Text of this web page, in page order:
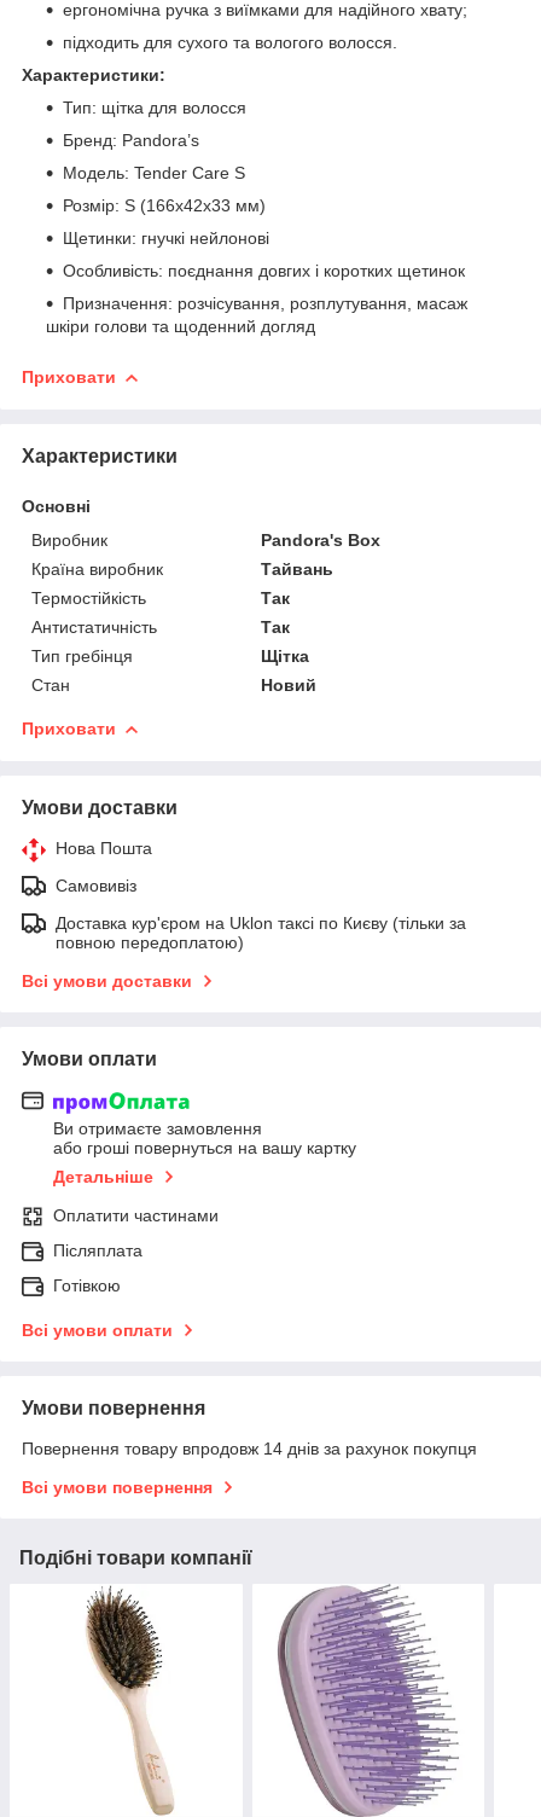
ергономічна ручка з виїмками для надійного хвату;
підходить для сухого та вологого волосся.
Характеристики:
Тип: щітка для волосся
Бренд: Pandora’s
Модель: Tender Care S
Розмір: S (166x42x33 мм)
Щетинки: гнучкі нейлонові
Особливість: поєднання довгих і коротких щетинок
Призначення: розчісування, розплутування, масаж
шкіри голови та щоденний догляд
Приховати
Характеристики
Основні
Виробник
Pandora's Box
Країна виробник
Тайвань
Термостійкість
Так
Антистатичність
Так
Тип гребінця
Щітка
Стан
Новий
Приховати
Умови доставки
Нова Пошта
Самовивіз
Доставка кур'єром на Uklon таксі по Києву (тільки за
повною передоплатою)
Всі умови доставки
Умови оплати
Ви отримаєте замовлення
або гроші повернуться на вашу картку
Детальніше
Оплатити частинами
Післяплата
Готівкою
Всі умови оплати
Умови повернення
Повернення товару впродовж 14 днів за рахунок покупця
Всі умови повернення
Подібні товари компанії